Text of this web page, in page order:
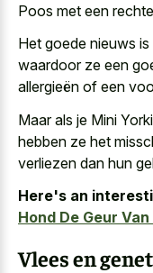
Poos met een
Het goede nieuws
waardoor ze een
allergieën of een
Maar als je Mini
hebben ze het
verliezen dan hun
Here's an
Hond De Geur
Vlees en